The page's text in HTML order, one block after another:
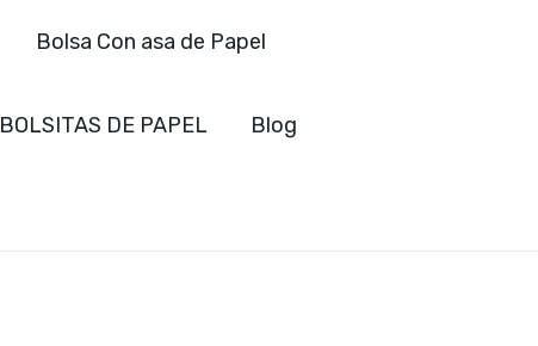
Bolsa Con asa de Papel
BOLSITAS DE PAPEL Blog